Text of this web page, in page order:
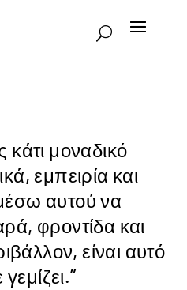
κάτι μοναδικό
εμπειρία και
αυτού να
φροντίδα και
είναι αυτό